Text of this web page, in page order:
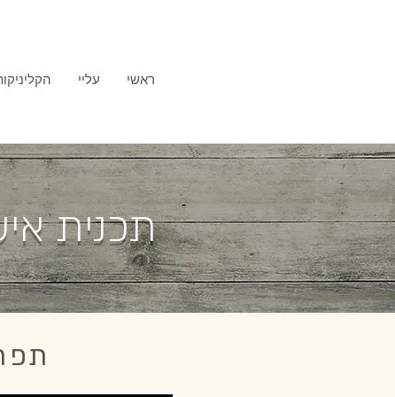
ראשי עליי
תכנית